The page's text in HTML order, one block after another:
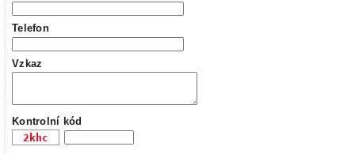
Telefon
Vzkaz
Kontrolní kód